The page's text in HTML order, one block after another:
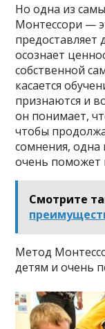
Но одна из
Монтессори —
предоставляет
осознает
собственной
касается
признаются и
он понимает,
чтобы
сомнения, одна
очень поможет
Смотрите
Метод
детям и очень